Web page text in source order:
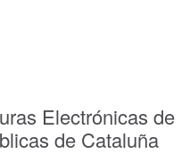
Electrónicas de
de Cataluña